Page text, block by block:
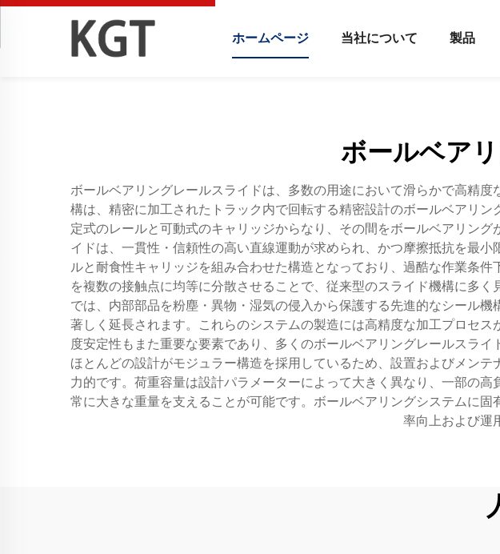
ホームページ 当社について 製品
ボールベア
ボールベアリングレールスライドは、多数の用途において滑らかで高精
構は、精密に加工されたトラック内で回転する精密設計のボールベアリ
定式のレールと可動式のキャリッジからなり、その間をボールベアリン
イドは、一貫性・信頼性の高い直線運動が求められ、かつ摩擦抵抗を最
ルと耐食性キャリッジを組み合わせた構造となっており、過酷な作業条
を複数の接触点に均等に分散させることで、従来型のスライド機構に多
では、内部部品を粉塵・異物・湿気の侵入から保護する先進的なシール
著しく延長されます。これらのシステムの製造には高精度な加工プロセ
度安定性もまた重要な要素であり、多くのボールベアリングレールスラ
ほとんどの設計がモジュラー構造を採用しているため、設置およびメン
力的です。荷重容量は設計パラメーターによって大きく異なり、一部の
常に大きな重量を支えることが可能です。ボールベアリングシステムに
率向上および運